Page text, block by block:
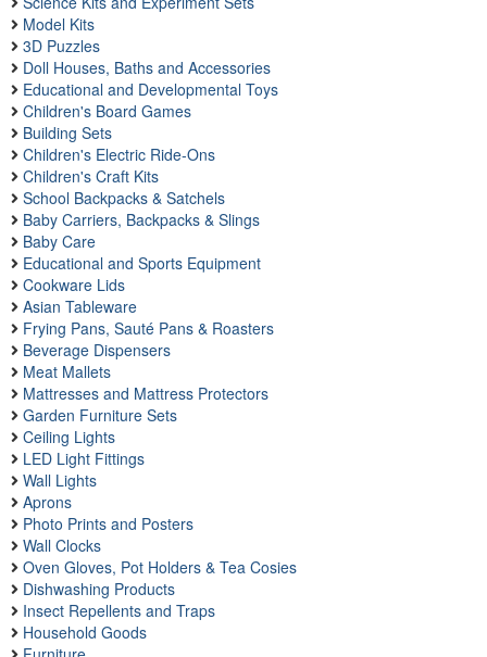
Model Kits
3D Puzzles
Doll Houses, Baths and Accessories
Educational and Developmental Toys
Children's Board Games
Building Sets
Children's Electric Ride‑Ons
Children's Craft Kits
School Backpacks & Satchels
Baby Carriers, Backpacks & Slings
Baby Care
Educational and Sports Equipment
Cookware Lids
Asian Tableware
Frying Pans, Sauté Pans & Roasters
Beverage Dispensers
Meat Mallets
Mattresses and Mattress Protectors
Garden Furniture Sets
Ceiling Lights
LED Light Fittings
Wall Lights
Aprons
Photo Prints and Posters
Wall Clocks
Oven Gloves, Pot Holders & Tea Cosies
Dishwashing Products
Insect Repellents and Traps
Household Goods